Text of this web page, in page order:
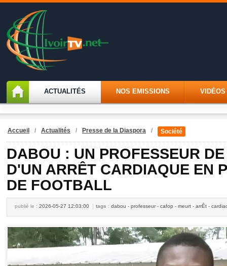
ACTUALITÉS NOS EMISSIONS VIDÉOS
Accueil / Actualités / Presse de la Diaspora / Société
DABOU : UN PROFESSEUR
D'UN ARRÊT CARDIAQUE EN
DE FOOTBALL
publiè le : 2026-05-27 12:03:00 tags : dabou - professeur - cafop - meurt - arrÊt -